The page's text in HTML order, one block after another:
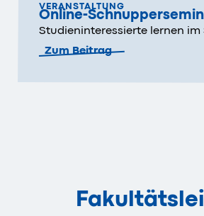
VERANSTALTUNG
Online-
Studieninteressierte lernen
Zum Beitrag